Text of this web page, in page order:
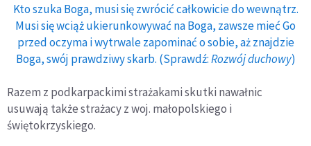
Kto szuka Boga, musi się zwrócić całkowicie do wewnątrz.
Musi się wciąż ukierunkowywać na Boga, zawsze mieć Go
przed oczyma i wytrwale zapominać o sobie, aż znajdzie
Boga, swój prawdziwy skarb. (Sprawdź:Rozwój duchowy)
Razem z podkarpackimi strażakami skutki nawałnic
usuwają także strażacy z woj. małopolskiego i
świętokrzyskiego.